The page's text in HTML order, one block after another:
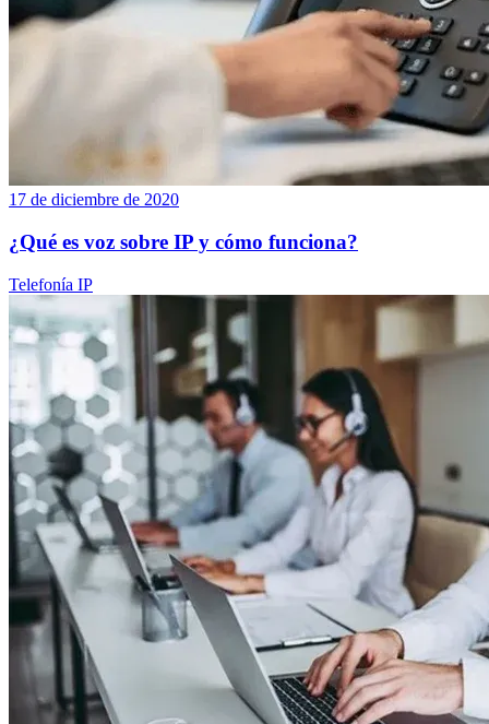
17 de diciembre de 2020
¿Qué es voz sobre IP y cómo funciona?
Telefonía IP